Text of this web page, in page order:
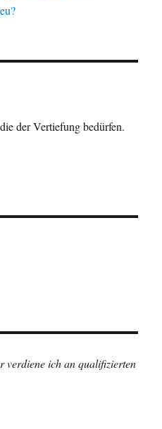
der Vertiefung bedürfen.
verdiene ich an qualifizierten